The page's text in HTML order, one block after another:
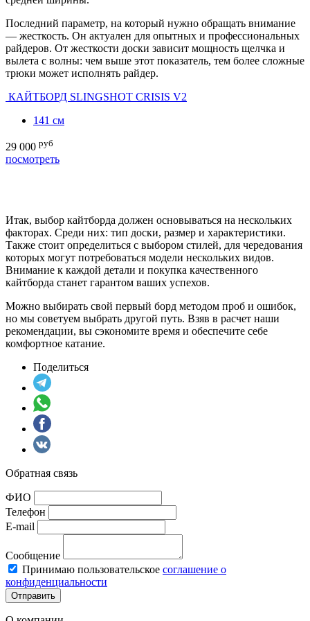
Последний параметр, на который нужно обращать внимание
— жесткость. Он актуален для опытных и профессиональных
райдеров. От жесткости доски зависит мощность щелчка и
вылета с волны: чем выше этот показатель, тем более сложные
трюки может исполнять райдер.
КАЙТБОРД SLINGSHOT CRISIS V2
141 см
29 000 руб
посмотреть
Итак, выбор кайтборда должен основываться на нескольких
факторах. Среди них: тип доски, размер и характеристики.
Также стоит определиться с выбором стилей, для чередования
которых могут потребоваться модели нескольких видов.
Внимание к каждой детали и покупка качественного
кайтборда станет гарантом ваших успехов.
Можно выбирать свой первый борд методом проб и ошибок,
но мы советуем выбрать другой путь. Взяв в расчет наши
рекомендации, вы сэкономите время и обеспечите себе
комфортное катание.
Поделиться
Обратная связь
ФИО
Телефон
E-mail
Сообщение
Принимаю пользовательское соглашение о
конфиденциальности
Отправить